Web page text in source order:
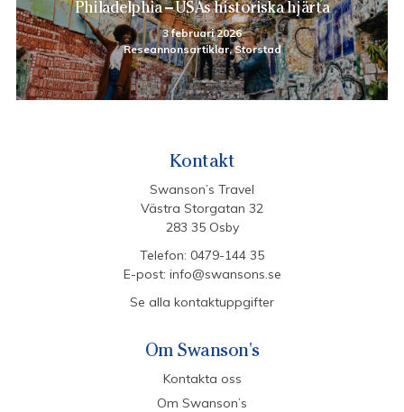
Philadelphia – USAs historiska hjärta
3 februari 2026
Reseannonsartiklar, Storstad
Kontakt
Swanson’s Travel
Västra Storgatan 32
283 35 Osby
Telefon: 0479-144 35
E-post: info@swansons.se
Se alla kontaktuppgifter
Om Swanson's
Kontakta oss
Om Swanson’s